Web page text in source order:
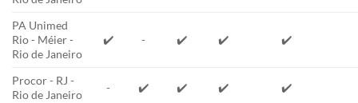
PA Unimed
Rio - Méier -
Rio de Janeiro
✔️ - ✔️ ✔️ ✔️
Procor - RJ -
Rio de Janeiro
- ✔️ ✔️ ✔️ ✔️